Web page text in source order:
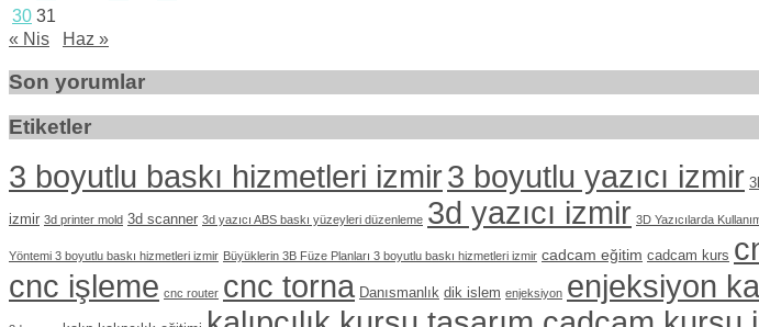
30 31
« Nis
Haz »
Son yorumlar
Etiketler
3 boyutlu baskı hizmetleri izmir3 boyutlu yazıcı izmir
izmir 3d printer mold 3d scanner 3d yazıcı ABS baskı yüzeyleri düzenleme 3d yazıcı izmir 3D Yazıcılarda
Yöntemi 3 boyutlu baskı hizmetleri izmir Büyüklerin 3B Füze Planları 3 boyutlu baskı hizmetleri izmir cadcam eğitim cadcam kurs
cnc işleme cnc router cnc torna Danısmanlık dik islem enjeksiyon enjeksiyon